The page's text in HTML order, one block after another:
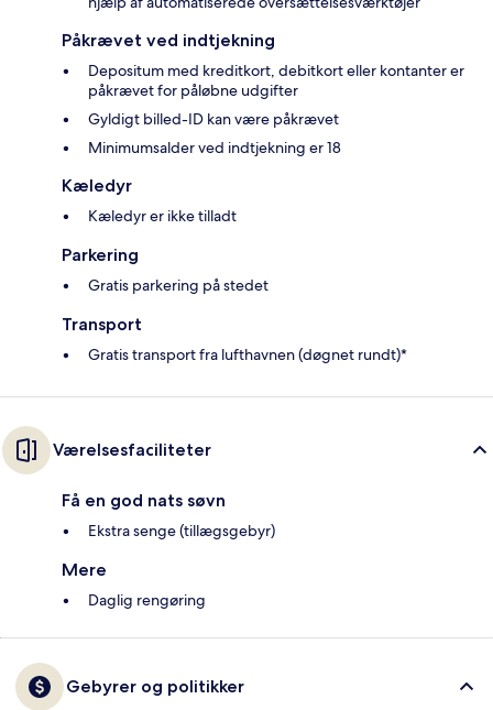
Påkrævet ved indtjekning
Depositum med kreditkort, debitkort eller kontanter er
påkrævet for påløbne udgifter
Gyldigt billed-ID kan være påkrævet
Minimumsalder ved indtjekning er 18
Kæledyr
Kæledyr er ikke tilladt
Parkering
Gratis parkering på stedet
Transport
Gratis transport fra lufthavnen (døgnet rundt)*
Værelsesfaciliteter
Få en god nats søvn
Ekstra senge (tillægsgebyr)
Mere
Daglig rengøring
Gebyrer og politikker